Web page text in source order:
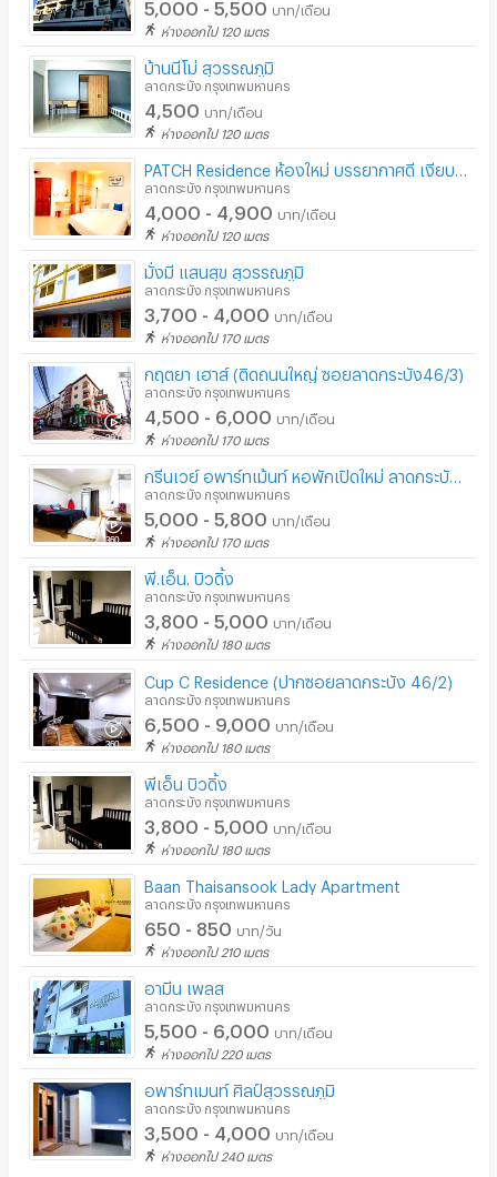
5,000 - 5,500 บาท/เดือน
ห่างออกไป 120 เมตร
บ้านนีโม่ สุวรรณภูมิ
ลาดกระบัง กรุงเทพมหานคร
4,500 บาท/เดือน
ห่างออกไป 120 เมตร
ลาดกระบัง กรุงเทพมหานคร
4,000 - 4,900 บาท/เดือน
ห่างออกไป 120 เมตร
มั่งมี แสนสุข สุวรรณภูมิ
ลาดกระบัง กรุงเทพมหานคร
3,700 - 4,000 บาท/เดือน
ห่างออกไป 170 เมตร
กฤตยา เฮาส์ (ติดถนนใหญ่ ซอยลาดกระบัง46/3)
ลาดกระบัง กรุงเทพมหานคร
4,500 - 6,000 บาท/เดือน
ห่างออกไป 170 เมตร
กรีนเวย์ อพาร์ทเม้นท์ หอพักเปิดใหม่ ลาดกระบัง 46/3
ลาดกระบัง กรุงเทพมหานคร
5,000 - 5,800 บาท/เดือน
ห่างออกไป 170 เมตร
พี.เอ็น. บิวดิ้ง
ลาดกระบัง กรุงเทพมหานคร
3,800 - 5,000 บาท/เดือน
ห่างออกไป 180 เมตร
Cup C Residence (ปากซอยลาดกระบัง 46/2)
ลาดกระบัง กรุงเทพมหานคร
6,500 - 9,000 บาท/เดือน
ห่างออกไป 180 เมตร
พีเอ็น บิวดิ้ง
ลาดกระบัง กรุงเทพมหานคร
3,800 - 5,000 บาท/เดือน
ห่างออกไป 180 เมตร
Baan Thaisansook Lady Apartment
ลาดกระบัง กรุงเทพมหานคร
650 - 850 บาท/วัน
ห่างออกไป 210 เมตร
อามีน เพลส
ลาดกระบัง กรุงเทพมหานคร
5,500 - 6,000 บาท/เดือน
ห่างออกไป 220 เมตร
อพาร์ทเมนท์ ศิลป์สุวรรณภูมิ
ลาดกระบัง กรุงเทพมหานคร
3,500 - 4,000 บาท/เดือน
ห่างออกไป 240 เมตร